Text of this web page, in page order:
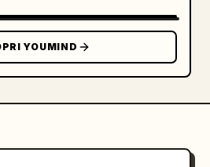
YOUMIND